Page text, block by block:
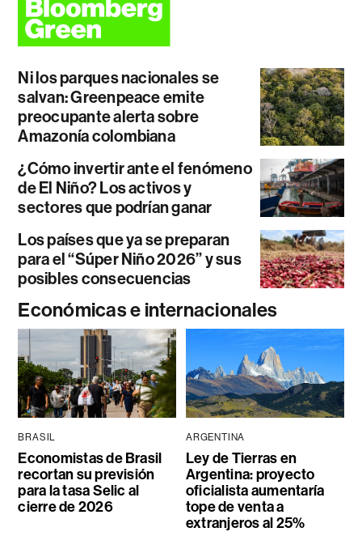
Ni los parques nacionales se
salvan: Greenpeace emite
preocupante alerta sobre
Amazonía colombiana
¿Cómo invertir ante el fenómeno
de El Niño? Los activos y
sectores que podrían ganar
Los países que ya se preparan
para el “Súper Niño 2026” y sus
posibles consecuencias
Económicas e internacionales
BRASIL
Economistas de Brasil
recortan su previsión
para la tasa Selic al
cierre de 2026
ARGENTINA
Ley de Tierras en
Argentina: proyecto
oficialista aumentaría
tope de venta a
extranjeros al 25%